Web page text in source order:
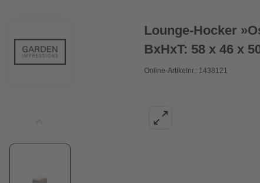
Lounge-Hocker
BxHxT: 58 x 46 x
Online-Artikelnr.: 1438121